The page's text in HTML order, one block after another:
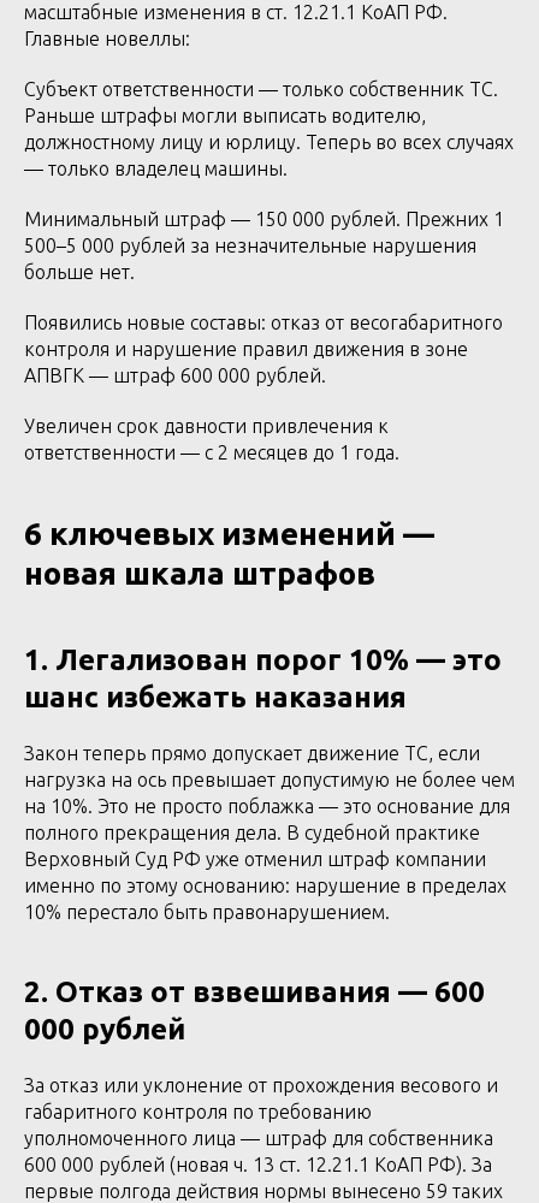
масштабные изменения в ст. 12.21.1 КоАП РФ.
Главные новеллы:
Субъект ответственности — только собственник ТС.
Раньше штрафы могли выписать водителю,
должностному лицу и юрлицу. Теперь во всех случаях
— только владелец машины.
Минимальный штраф — 150 000 рублей. Прежних 1
500–5 000 рублей за незначительные нарушения
больше нет.
Появились новые составы: отказ от весогабаритного
контроля и нарушение правил движения в зоне
АПВГК — штраф 600 000 рублей.
Увеличен срок давности привлечения к
ответственности — с 2 месяцев до 1 года.
6 ключевых изменений —
новая шкала штрафов
1. Легализован порог 10% — это
шанс избежать наказания
Закон теперь прямо допускает движение ТС, если
нагрузка на ось превышает допустимую не более чем
на 10%. Это не просто поблажка — это основание для
полного прекращения дела. В судебной практике
Верховный Суд РФ уже отменил штраф компании
именно по этому основанию: нарушение в пределах
10% перестало быть правонарушением.
2. Отказ от взвешивания — 600
000 рублей
За отказ или уклонение от прохождения весового и
габаритного контроля по требованию
уполномоченного лица — штраф для собственника
600 000 рублей (новая ч. 13 ст. 12.21.1 КоАП РФ). За
первые полгода действия нормы вынесено 59 таких